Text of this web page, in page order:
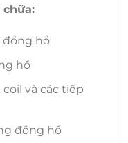
đồng hồ
hồ
và các tiếp
đồng hồ